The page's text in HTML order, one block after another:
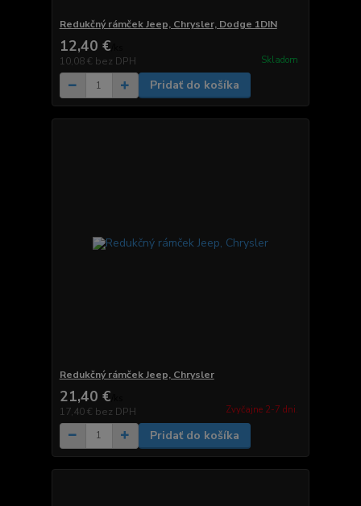
Redukčný rámček Jeep, Chrysler, Dodge 1DIN
12,40 €
10,08 € bez DPH Skladom
Pridať do košíka
Redukčný rámček Jeep, Chrysler
21,40 €
17,40 € bez DPH Zvyčajne 2-7 dni.
Pridať do košíka